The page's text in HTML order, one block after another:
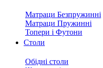
Матраци Безпружинні
Матраци Пружинні
Топери і Футони
Столи
Обідні столи